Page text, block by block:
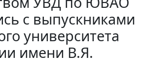
с выпускниками
университета
имени В.Я.